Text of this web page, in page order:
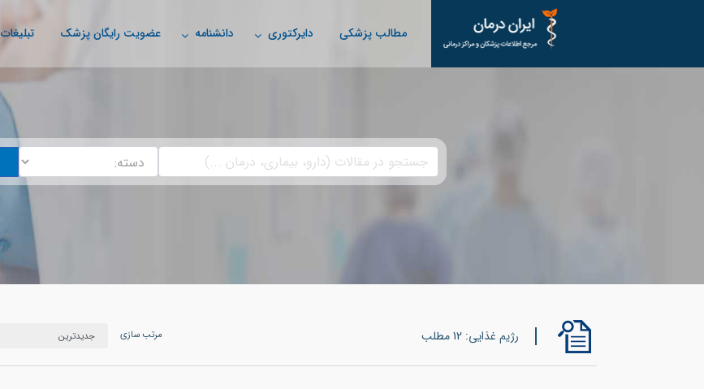
مطالب پزشکی دایرکتوری دانشنامه عضویت رایگان پزشک تبلیغات
رژیم غذایی: 12 مطلب مرتب سازی